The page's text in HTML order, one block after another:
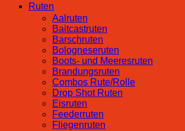
Ruten
Aalruten
Baitcastruten
Barschruten
Bologneseruten
Boots- und Meeresruten
Brandungsruten
Combos Rute/Rolle
Drop Shot Ruten
Eisruten
Feederruten
Fliegenruten